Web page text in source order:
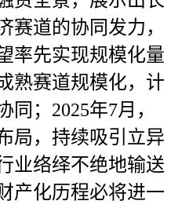
赛道的协同发力，
率先实现规模化量
熟赛道规模化，计
；2025年7月，
局，持续吸引立异
业络绎不绝地输送
产化历程必将进一